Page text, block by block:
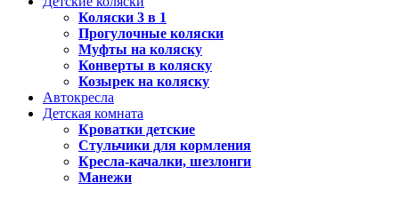
Коляски 3 в 1
Прогулочные коляски
Муфты на коляску
Конверты в коляску
Козырек на коляску
Автокресла
Детская комната
Кроватки детские
Стульчики для кормления
Кресла-качалки, шезлонги
Манежи